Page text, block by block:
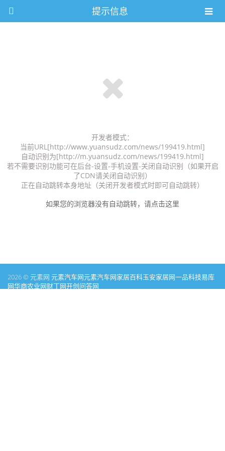
提示信息
开发者模式：
当前URL[http://www.yuansudz.com/news/199419.html]
自动识别为[http://m.yuansudz.com/news/199419.html]
若不需要识别功能可在后台-设置-手机设置-关闭自动识别（如果开启
了CDN请关闭自动识别）
正在自动跳转本身地址（关闭开发者模式时即可自动跳转）
如果您的浏览器没有自动跳转，请点击这里
2026 © 元素网 元素汽车网元素汽车网家居百科玉安家居网一品科技易库
网华商农业网财丁网开创问答网